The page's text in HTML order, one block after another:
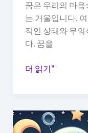
성
취
감
을
느
끼
해
몽
꿈은 우리의 마
는 거울입니다.
적인 상태와 무의
다. 꿈을
꿈
회
더 읽기"